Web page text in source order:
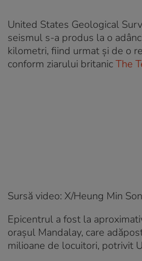
United States Geological
seismul s-a produs la o
kilometri, fiind urmat și de o
conform ziarului britanicThe
Sursă video: X/Heung Min Son
Epicentrul a fost la
orașul Mandalay, care
milioane de locuitori, potrivit